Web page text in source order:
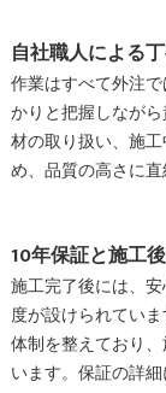
自社職人による
作業はすべて外注
かりと把握しなが
材の取り扱い、施
め、品質の高さに直
10年保証と施工
施工完了後には、
度が設けられてい
体制を整えており
います。保証の詳